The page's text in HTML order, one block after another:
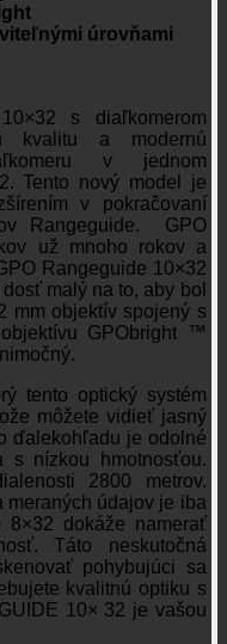
úrovňami
s diaľkomerom
kvalitu a modernú
v jednom
Tento nový model je
v pokračovaní
Rangeguide. GPO
už mnoho rokov a
Rangeguide 10×32
malý na to, aby bol
mm objektív spojený s
GPObright ™
tento optický systém
môžete vidieť jasný
ďalekohľadu je odolné
nízkou hmotnosťou.
2800 metrov.
meraných údajov je iba
8×32 dokáže namerať
Táto neskutočná
pohybujúci sa
kvalitnú optiku s
10× 32 je vašou